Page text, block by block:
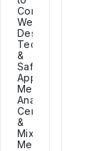
Computing,
Web
Design,
Technology
&
Safety
Applications,
Media
Analysis,
Ceramics
&
Mixed
Media.